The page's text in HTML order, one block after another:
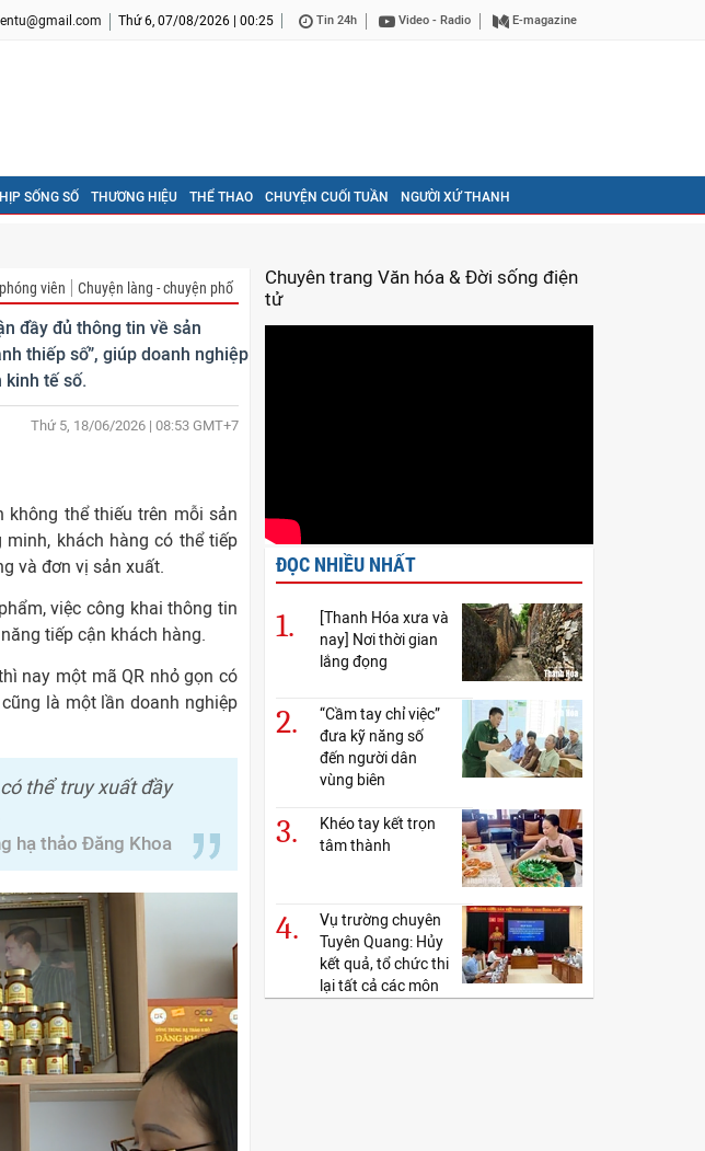
Thứ 6, 07/08/2026 | 00:25 Tin 24h Video - Radio E-magazine
SỐNG SỐ THƯƠNG HIỆU THỂ THAO CHUYỆN CUỐI TUẦN NGƯỜI XỨ THANH
viên Chuyện làng - chuyện phố
đầy đủ thông tin về sản
thiếp số”, giúp doanh nghiệp
kinh tế số.
Thứ 5, 18/06/2026 | 08:53 GMT+7
thể thiếu trên mỗi sản
khách hàng có thể tiếp
và đơn vị sản xuất.
việc công khai thông tin
tiếp cận khách hàng.
nay một mã QR nhỏ gọn có
là một lần doanh nghiệp
thể truy xuất đầy
hạ thảo Đăng Khoa
Chuyên trang Văn hóa & Đời sống điện
tử
ĐỌC NHIỀU NHẤT
1.
[Thanh Hóa xưa và
nay] Nơi thời gian
lắng đọng
2.
“Cầm tay chỉ việc”
đưa kỹ năng số
đến người dân
vùng biên
3.
Khéo tay kết trọn
tâm thành
4.
Vụ trường chuyên
Tuyên Quang: Hủy
kết quả, tổ chức thi
lại tất cả các môn